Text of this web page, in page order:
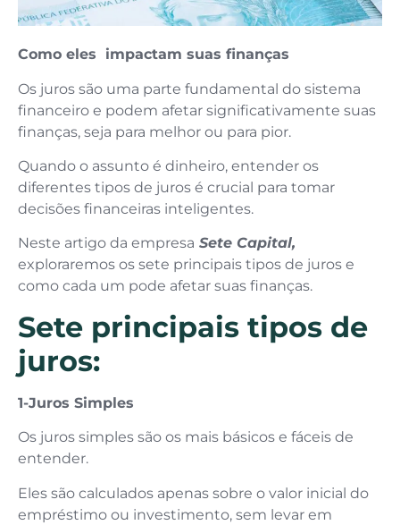
Como eles impactam suas finanças
Os juros são uma parte fundamental do sistema
financeiro e podem afetar significativamente suas
finanças, seja para melhor ou para pior.
Quando o assunto é dinheiro, entender os
diferentes tipos de juros é crucial para tomar
decisões financeiras inteligentes.
Neste artigo da empresa Sete Capital,
exploraremos os sete principais tipos de juros e
como cada um pode afetar suas finanças.
Sete principais tipos de
juros:
1-Juros Simples
Os juros simples são os mais básicos e fáceis de
entender.
Eles são calculados apenas sobre o valor inicial do
empréstimo ou investimento, sem levar em